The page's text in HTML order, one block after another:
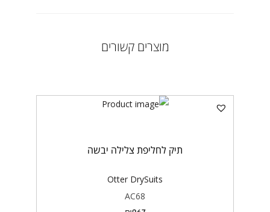
מוצרים קשורים
תיק לחליפת צלילה יבשה
Otter DrySuits
AC68